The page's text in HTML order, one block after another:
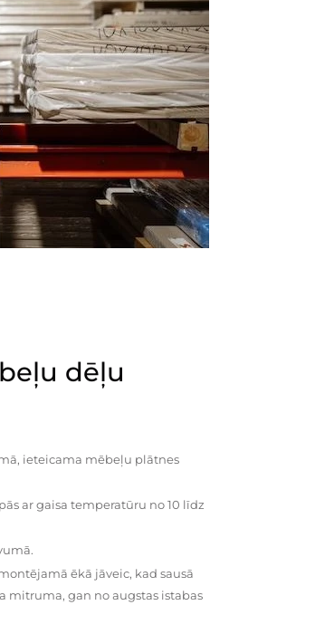
dēļu
ieteicama mēbeļu plātnes
ar gaisa temperatūru no 10 līdz
ēkā jāveic, kad sausā
mitruma, gan no augstas istabas